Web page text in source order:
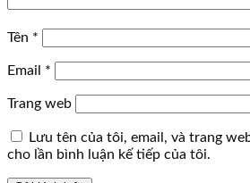
Tên *
Email *
Trang web
Lưu tên của tôi, email, và trang
cho lần bình luận kế tiếp của tôi.